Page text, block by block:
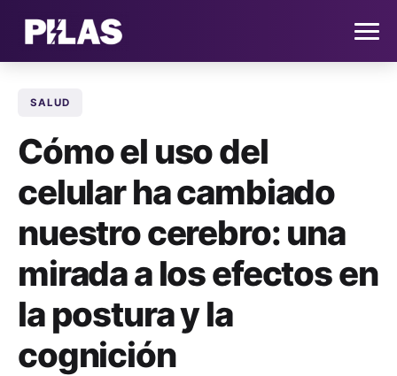
NOTICIAS
QUIÉNES SOMOS
CONTACTO
SUSCRÍBETE
SALUD
Cómo el uso del
celular ha cambiado
nuestro cerebro: una
mirada a los efectos en
la postura y la
cognición